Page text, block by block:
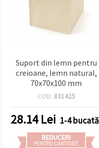
Suport din lemn pentru
creioane, lemn natural,
70x70x100 mm
COD: 831425
28.14Lei 1-4 bucată
REDUCERI
PENTRU CANTITATE